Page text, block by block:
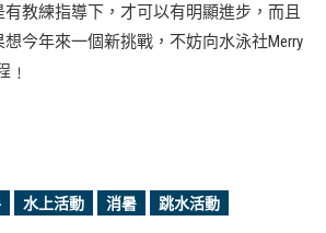
教練指導下，才可以有明顯進步，而且
今年來一個新挑戰，不妨向水泳社Merry
﹗
水上活動 消暑 跳水活動